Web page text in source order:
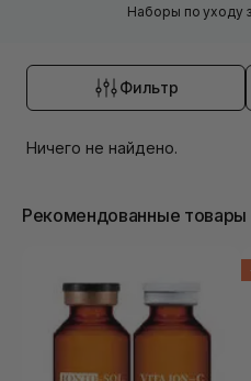
Наборы по уходу
Фильтр
Ничего не найдено.
Рекомендованные товары